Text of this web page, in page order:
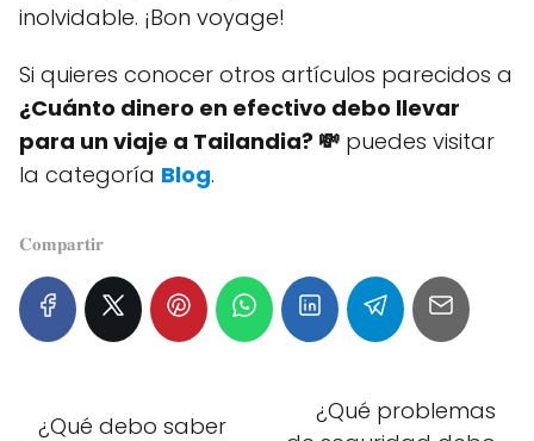
inolvidable. ¡Bon voyage!
Si quieres conocer otros artículos parecidos a
¿Cuánto dinero en efectivo debo llevar
para un viaje a Tailandia? 💸 puedes visitar
la categoría Blog.
𝐂𝐨𝐦𝐩𝐚𝐫𝐭𝐢𝐫
¿Qué debo saber
¿Qué problemas